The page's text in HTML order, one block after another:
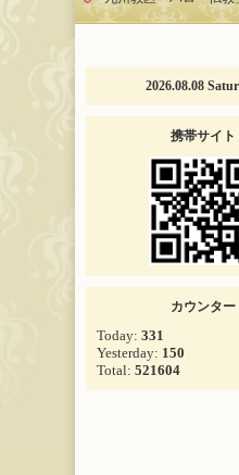
2026.08.08
携帯サイト
カウンター
Today: 331
Yesterday: 150
Total: 521604